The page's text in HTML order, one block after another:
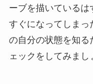
ーブを描いているは
すぐになってしまっ
の自分の状態を知る
ェックをしてみまし